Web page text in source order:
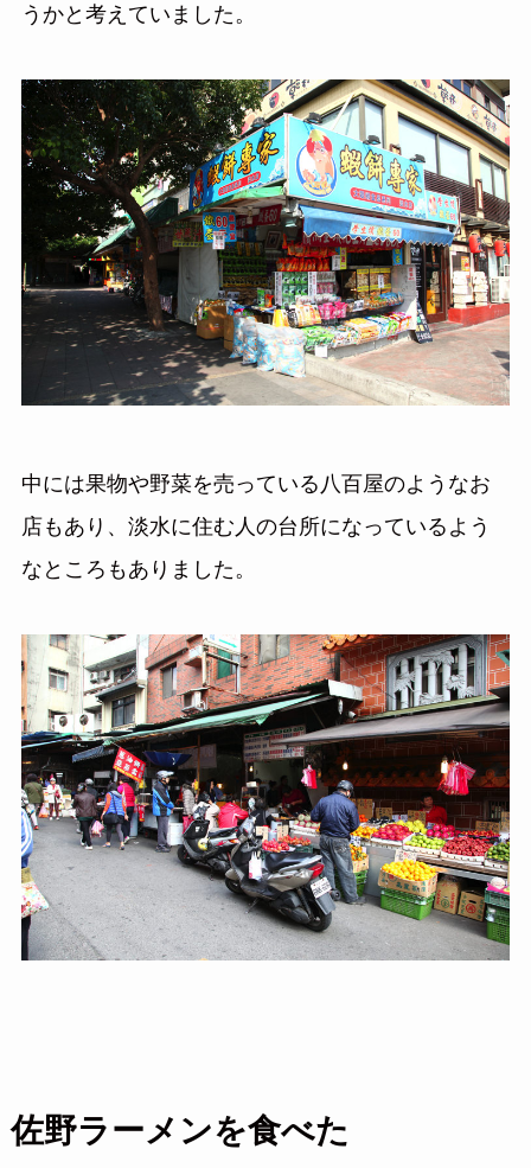
うかと考えていました。
中には果物や野菜を売っている八百屋のようなお
店もあり、淡水に住む人の台所になっているよう
なところもありました。
佐野ラーメンを食べた